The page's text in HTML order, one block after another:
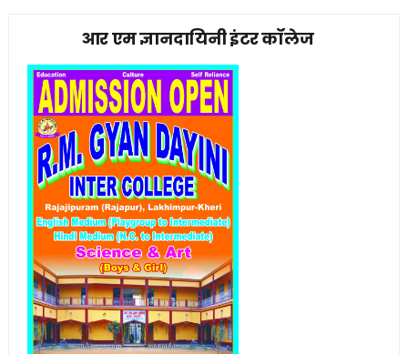
आर एम ज्ञानदायिनी इंटर कॉलेज